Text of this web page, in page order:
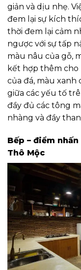
giản và dịu nhẹ.
đem lại sự kích
thời đem lại cảm
ngược với sự tấp
màu nâu của gỗ,
kết hợp thêm cho
của đá, màu xanh
giữa các yếu tố
đầy đủ các tông
nhàng và đầy
Bếp – điểm
Thô Mộc